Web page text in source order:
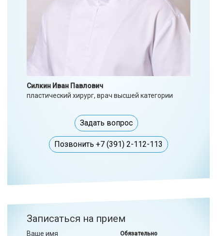
Силкин Иван Павлович
пластический хирург, врач высшей категории
Задать вопрос
Позвонить +7 (391) 2-112-113
Записаться на прием
Ваше имя Обязательно